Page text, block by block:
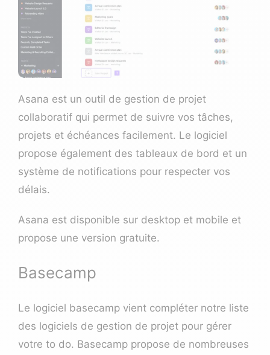
Asana est un outil de gestion de projet
collaboratif qui permet de suivre vos tâches,
projets et échéances facilement. Le logiciel
propose également des tableaux de bord et un
système de notifications pour respecter vos
délais.
Asana est disponible sur desktop et mobile et
propose une version gratuite.
Basecamp
Le logiciel basecamp vient compléter notre liste
des logiciels de gestion de projet pour gérer
votre to do. Basecamp propose de nombreuses